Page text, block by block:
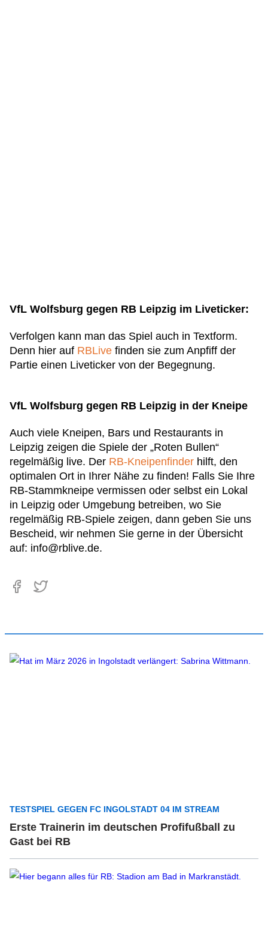
VfL Wolfsburg gegen RB Leipzig im Liveticker:
Verfolgen kann man das Spiel auch in Textform.
Denn hier auf RBLive finden sie zum Anpfiff der
Partie einen Liveticker von der Begegnung.
VfL Wolfsburg gegen RB Leipzig in der Kneipe
Auch viele Kneipen, Bars und Restaurants in
Leipzig zeigen die Spiele der „Roten Bullen“
regelmäßig live. Der RB-Kneipenfinder hilft, den
optimalen Ort in Ihrer Nähe zu finden! Falls Sie Ihre
RB-Stammkneipe vermissen oder selbst ein Lokal
in Leipzig oder Umgebung betreiben, wo Sie
regelmäßig RB-Spiele zeigen, dann geben Sie uns
Bescheid, wir nehmen Sie gerne in der Übersicht
auf: info@rblive.de.
TESTSPIEL GEGEN FC INGOLSTADT 04 IM STREAM
Erste Trainerin im deutschen Profifußball zu
Gast bei RB